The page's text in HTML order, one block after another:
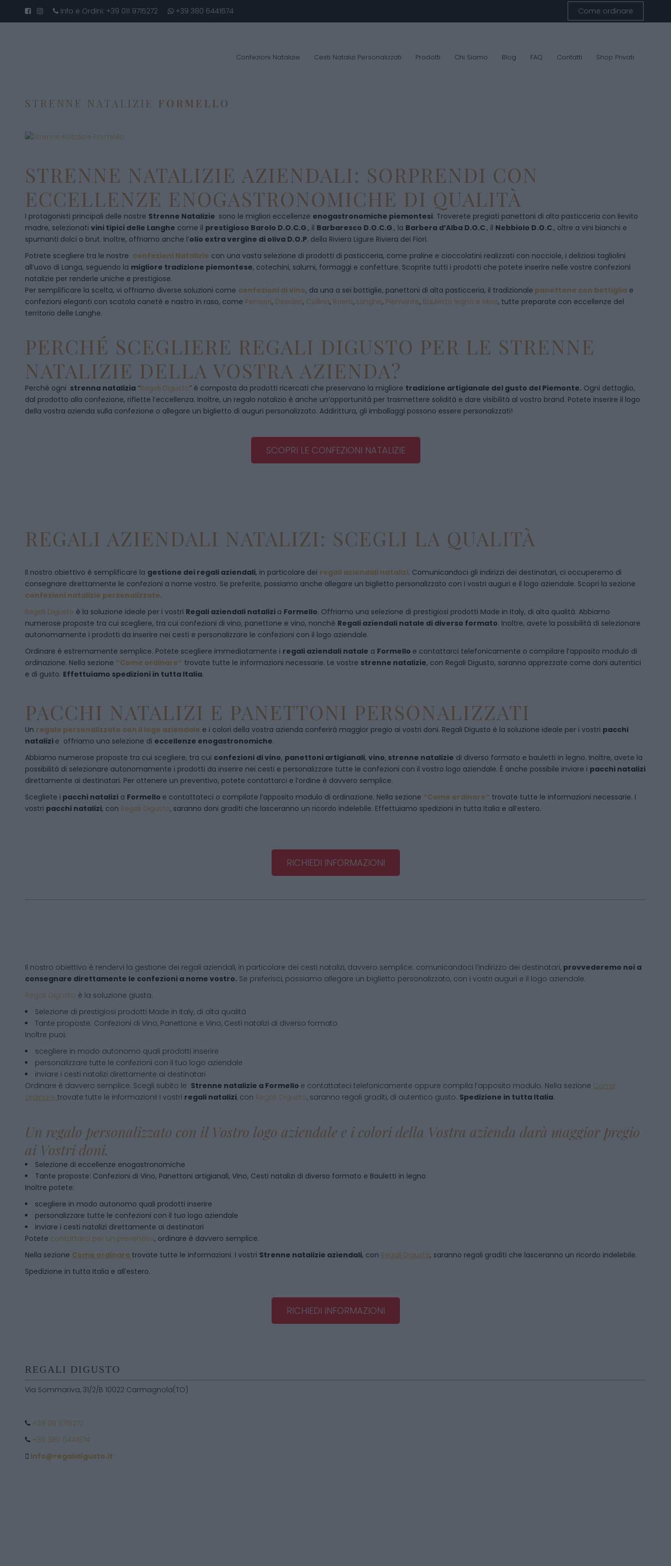
Info e Ordini: +39 011 9715272 +39 380 6441674 Come ordinare
Confezioni Natalizie Cesti Natalizi Personalizzati Prodotti Chi Siamo Blog FAQ Contatti Shop Privati
STRENNE NATALIZIE FORMELLO
STRENNE NATALIZIE AZIENDALI: SORPRENDI CON
ECCELLENZE ENOGASTRONOMICHE DI QUALITÀ
I protagonisti principali delle nostre Strenne Natalizie sono le migliori eccellenze enogastronomiche piemontesi. Troverete pregiati panettoni di alta pasticceria con lievito
madre, selezionati vini tipici delle Langhe come il prestigioso Barolo D.O.C.G., il Barbaresco D.O.C.G., la Barbera d’Alba D.O.C., il Nebbiolo D.O.C., oltre a vini bianchi e
spumanti dolci o brut. Inoltre, offriamo anche l’olio extra vergine di oliva D.O.P. della Riviera Ligure Riviera dei Fiori.
Potrete scegliere tra le nostre confezioni Natalizie con una vasta selezione di prodotti di pasticceria, come praline e cioccolatini realizzati con nocciole, i deliziosi tagliolini
all’uovo di Langa, seguendo la migliore tradizione piemontese, cotechini, salumi, formaggi e confetture. Scoprite tutti i prodotti che potete inserire nelle vostre confezioni
natalizie per renderle uniche e prestigiose.
Per semplificare la scelta, vi offriamo diverse soluzioni come confezioni di vino, da una a sei bottiglie, panettoni di alta pasticceria, il tradizionale panettone con bottiglia e
confezioni eleganti con scatola canetè e nastro in raso, come Pensieri, Desideri, Collina, Roero, Langhe, Piemonte, Bauletto legno e Maxi, tutte preparate con eccellenze del
territorio delle Langhe.
PERCHÉ SCEGLIERE REGALI DIGUSTO PER LE STRENNE
NATALIZIE DELLA VOSTRA AZIENDA?
Perché ogni strenna natalizia “Regali Digusto” è composta da prodotti ricercati che preservano la migliore tradizione artigianale del gusto del Piemonte. Ogni dettaglio,
dal prodotto alla confezione, riflette l’eccellenza. Inoltre, un regalo natalizio è anche un’opportunità per trasmettere solidità e dare visibilità al vostro brand. Potete inserire il logo
della vostra azienda sulla confezione o allegare un biglietto di auguri personalizzato. Addirittura, gli imballaggi possono essere personalizzati!
SCOPRI LE CONFEZIONI NATALIZIE
REGALI AZIENDALI NATALIZI: SCEGLI LA QUALITÀ
Il nostro obiettivo è semplificare la gestione dei regali aziendali, in particolare dei regali aziendali natalizi. Comunicandoci gli indirizzi dei destinatari, ci occuperemo di
consegnare direttamente le confezioni a nome vostro. Se preferite, possiamo anche allegare un biglietto personalizzato con i vostri auguri e il logo aziendale. Scopri la sezione
confezioni natalizie personalizzate.
Regali Digusto è la soluzione ideale per i vostri Regali aziendali natalizi a Formello. Offriamo una selezione di prestigiosi prodotti Made in Italy, di alta qualità. Abbiamo
numerose proposte tra cui scegliere, tra cui confezioni di vino, panettone e vino, nonché Regali aziendali natale di diverso formato. Inoltre, avete la possibilità di selezionare
autonomamente i prodotti da inserire nei cesti e personalizzare le confezioni con il logo aziendale.
Ordinare è estremamente semplice. Potete scegliere immediatamente i regali aziendali natale a Formello e contattarci telefonicamente o compilare l’apposito modulo di
ordinazione. Nella sezione “Come ordinare” trovate tutte le informazioni necessarie. Le vostre strenne natalizie, con Regali Digusto, saranno apprezzate come doni autentici
e di gusto. Effettuiamo spedizioni in tutta Italia.
PACCHI NATALIZI E PANETTONI PERSONALIZZATI
Un regalo personalizzato con il logo aziendale e i colori della vostra azienda conferirà maggior pregio ai vostri doni. Regali Digusto è la soluzione ideale per i vostri pacchi
natalizi e offriamo una selezione di eccellenze enogastronomiche.
Abbiamo numerose proposte tra cui scegliere, tra cui confezioni di vino, panettoni artigianali, vino, strenne natalizie di diverso formato e bauletti in legno. Inoltre, avete la
possibilità di selezionare autonomamente i prodotti da inserire nei cesti e personalizzare tutte le confezioni con il vostro logo aziendale. È anche possibile inviare i pacchi natalizi
direttamente ai destinatari. Per ottenere un preventivo, potete contattarci e l’ordine è davvero semplice.
Scegliete i pacchi natalizi a Formello e contattateci o compilate l’apposito modulo di ordinazione. Nella sezione “Come ordinare” trovate tutte le informazioni necessarie. I
vostri pacchi natalizi, con Regali Digusto, saranno doni graditi che lasceranno un ricordo indelebile. Effettuiamo spedizioni in tutta Italia e all’estero.
RICHIEDI INFORMAZIONI
Il nostro obiettivo è rendervi la gestione dei regali aziendali, in particolare dei cesti natalizi, davvero semplice: comunicandoci l’indirizzo dei destinatari, provvederemo noi a
consegnare direttamente le confezioni a nome vostro. Se preferisci, possiamo allegare un biglietto personalizzato, con i vostri auguri e il logo aziendale.
Regali Digusto è la soluzione giusta:
Selezione di prestigiosi prodotti Made in Italy, di alta qualità
Tante proposte: Confezioni di Vino, Panettone e Vino, Cesti natalizi di diverso formato
Inoltre puoi:
scegliere in modo autonomo quali prodotti inserire
personalizzare tutte le confezioni con il tuo logo aziendale
inviare i cesti natalizi direttamente ai destinatari
Ordinare è davvero semplice. Scegli subito le Strenne natalizie a Formello e contattateci telefonicamente oppure compila l’apposito modulo. Nella sezione Come
ordinare trovate tutte le informazioni! I vostri regali natalizi, con Regali Digusto, saranno regali graditi, di autentico gusto. Spedizione in tutta Italia.
Un regalo personalizzato con il Vostro logo aziendale e i colori della Vostra azienda darà maggior pregio
ai Vostri doni.
Selezione di eccellenze enogastronomiche
Tante proposte: Confezioni di Vino, Panettoni artigianali, Vino, Cesti natalizi di diverso formato e Bauletti in legno
Inoltre potete:
scegliere in modo autonomo quali prodotti inserire
personalizzare tutte le confezioni con il tuo logo aziendale
inviare i cesti natalizi direttamente ai destinatari
Potete contattarci per un preventivo, ordinare è davvero semplice.
Nella sezione Come ordinare trovate tutte le informazioni. I vostri Strenne natalizie aziendali, con Regali Digusto, saranno regali graditi che lasceranno un ricordo indelebile.
Spedizione in tutta Italia e all’estero.
RICHIEDI INFORMAZIONI
REGALI DIGUSTO
Via Sommariva, 31/2/B 10022 Carmagnola(TO)
+39 011 9715272
+39 380 6441674
info@regalidigusto.it